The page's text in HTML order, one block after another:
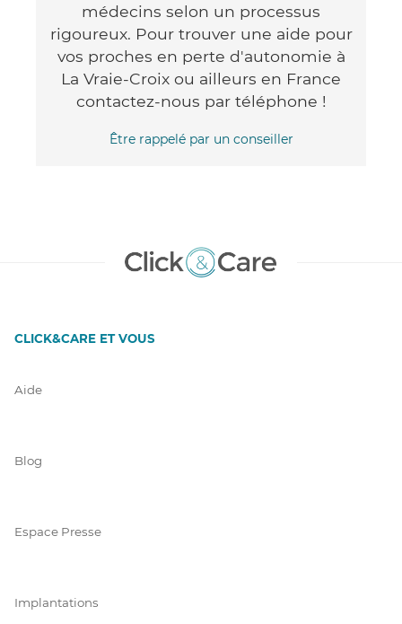
médecins selon un processus
rigoureux. Pour trouver une aide pour
vos proches en perte d'autonomie à
La Vraie-Croix ou ailleurs en France
contactez-nous par téléphone !
Être rappelé par un conseiller
CLICK&CARE ET VOUS
Aide
Blog
Espace Presse
Implantations